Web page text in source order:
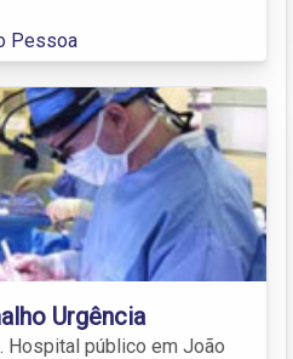
Pessoa
Urgência
Hospital público em João